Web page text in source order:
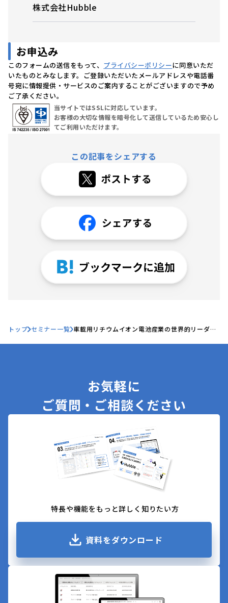
株式会社Hubble
お申込み
このフォームの送信をもって、 プライバシーポリシーに同意いただ
いたものとみなします。ご登録いただいたメールアドレスや電話番
号宛に情報提供・サービスのご案内することがございますので予め
ご了承ください。
当サイトではSSLに対応しています。
お客様の大切な情報を暗号化して送信しているため安心し
てご利用いただけます。
この記事をシェアする
トップ セミナー一覧 車載用リチウムイオン電池産業の世界的リーダー
お気軽に
ご質問・ご相談ください
特長や機能をもっと詳しく知りたい方
資料をダウンロード